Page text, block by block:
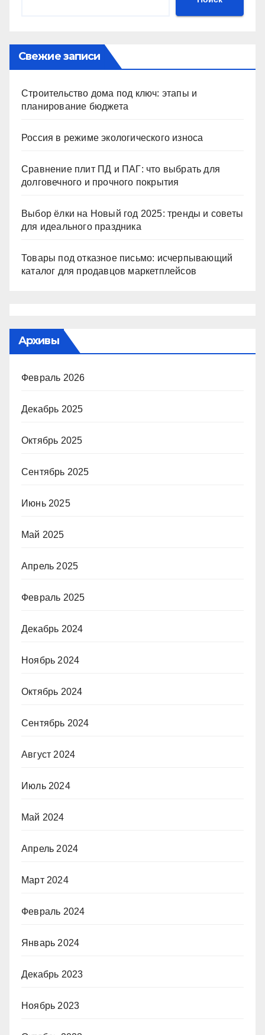
Свежие записи
Строительство дома под ключ: этапы и
планирование бюджета
Россия в режиме экологического износа
Сравнение плит ПД и ПАГ: что выбрать для
долговечного и прочного покрытия
Выбор ёлки на Новый год 2025: тренды и советы
для идеального праздника
Товары под отказное письмо: исчерпывающий
каталог для продавцов маркетплейсов
Архивы
Февраль 2026
Декабрь 2025
Октябрь 2025
Сентябрь 2025
Июнь 2025
Май 2025
Апрель 2025
Февраль 2025
Декабрь 2024
Ноябрь 2024
Октябрь 2024
Сентябрь 2024
Август 2024
Июль 2024
Май 2024
Апрель 2024
Март 2024
Февраль 2024
Январь 2024
Декабрь 2023
Ноябрь 2023